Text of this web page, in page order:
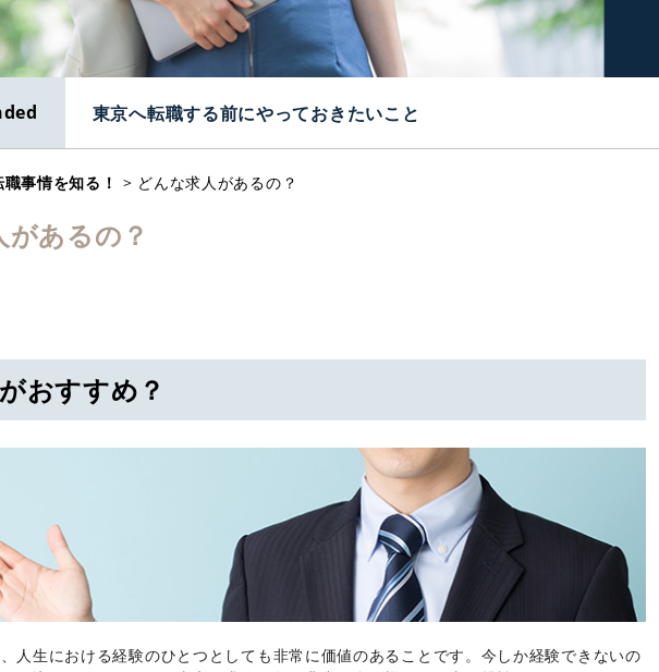
東京へ転職する前にやっておきたいこと
事情を知る！ > どんな求人があるの？
があるの？
おすすめ？
人生における経験のひとつとしても非常に価値のあることです。今しか経験できないの